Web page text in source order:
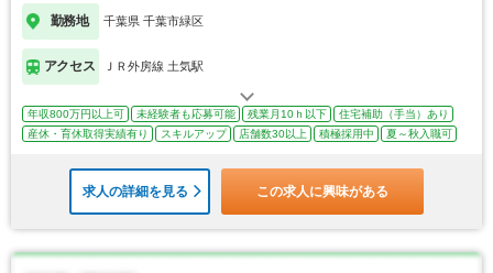
勤務地 千葉県 千葉市緑区
アクセス ＪＲ外房線 土気駅
年収800万円以上可 未経験者も応募可能 残業月10ｈ以下
住宅補助（手当）あり
産休・育休取得実績有り
スキルアップ 店舗数30以上 積極採用中 夏～秋入職可
求人の詳細を見る この求人に興味がある